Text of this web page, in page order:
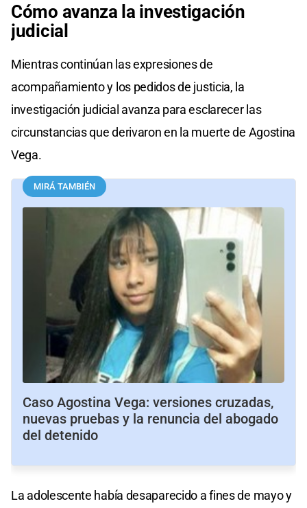
Cómo avanza la investigación
judicial
Mientras continúan las expresiones de
acompañamiento y los pedidos de justicia, la
investigación judicial avanza para esclarecer las
circunstancias que derivaron en la muerte de Agostina
Vega.
MIRÁ TAMBIÉN
Caso Agostina Vega: versiones cruzadas,
nuevas pruebas y la renuncia del abogado
del detenido
La adolescente había desaparecido a fines de mayo y